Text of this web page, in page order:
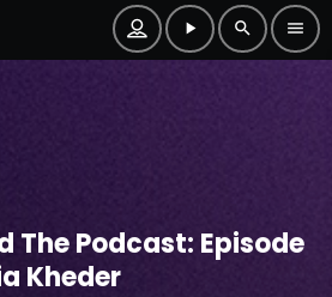
play_arrow search menu
The Podcast: Episode
Kheder